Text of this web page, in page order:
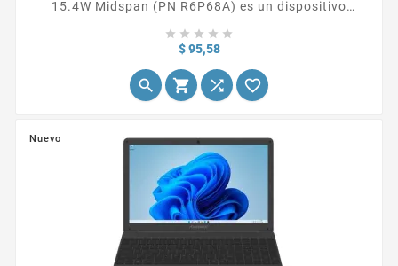
15.4W Midspan (PN R6P68A) es un dispositivo
diseñado específicamente para alimentar
dispositivos de red compatibles con la tecnología
suministrar energía eléctrica a través del cable
Ethernet, lo que simplifica la instalación y reduce la
    
$ 95,58Precio
   
Nuevo